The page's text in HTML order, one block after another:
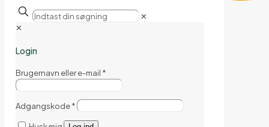
✕
✕
Login
Brugernavn eller e-mail *
Adgangskode*